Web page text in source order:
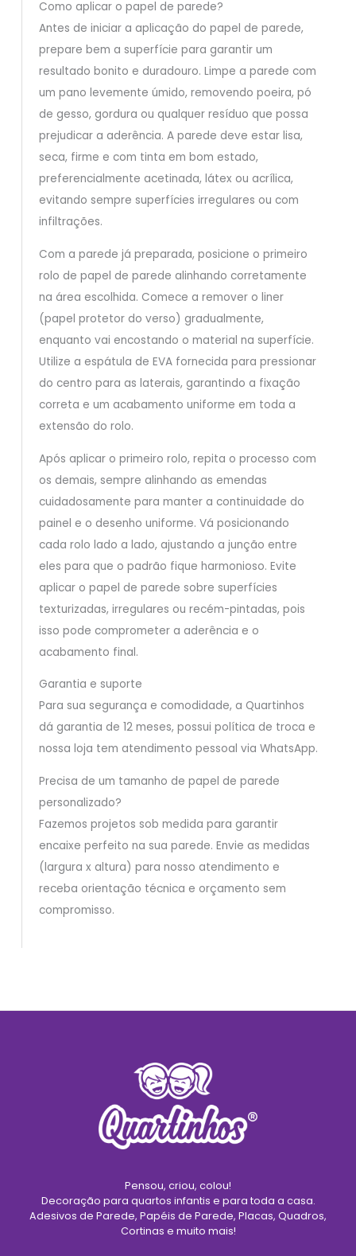
Como aplicar o papel de parede?
Antes de iniciar a aplicação do papel de parede,
prepare bem a superfície para garantir um
resultado bonito e duradouro. Limpe a parede com
um pano levemente úmido, removendo poeira, pó
de gesso, gordura ou qualquer resíduo que possa
prejudicar a aderência. A parede deve estar lisa,
seca, firme e com tinta em bom estado,
preferencialmente acetinada, látex ou acrílica,
evitando sempre superfícies irregulares ou com
infiltrações.
Com a parede já preparada, posicione o primeiro
rolo de papel de parede alinhando corretamente
na área escolhida. Comece a remover o liner
(papel protetor do verso) gradualmente,
enquanto vai encostando o material na superfície.
Utilize a espátula de EVA fornecida para pressionar
do centro para as laterais, garantindo a fixação
correta e um acabamento uniforme em toda a
extensão do rolo.
Após aplicar o primeiro rolo, repita o processo com
os demais, sempre alinhando as emendas
cuidadosamente para manter a continuidade do
painel e o desenho uniforme. Vá posicionando
cada rolo lado a lado, ajustando a junção entre
eles para que o padrão fique harmonioso. Evite
aplicar o papel de parede sobre superfícies
texturizadas, irregulares ou recém-pintadas, pois
isso pode comprometer a aderência e o
acabamento final.
Garantia e suporte
Para sua segurança e comodidade, a Quartinhos
dá garantia de 12 meses, possui política de troca e
nossa loja tem atendimento pessoal via WhatsApp.
Precisa de um tamanho de papel de parede
personalizado?
Fazemos projetos sob medida para garantir
encaixe perfeito na sua parede. Envie as medidas
(largura x altura) para nosso atendimento e
receba orientação técnica e orçamento sem
compromisso.
Pensou, criou, colou!
Decoração para quartos infantis e para toda a casa.
Adesivos de Parede, Papéis de Parede, Placas, Quadros,
Cortinas e muito mais!